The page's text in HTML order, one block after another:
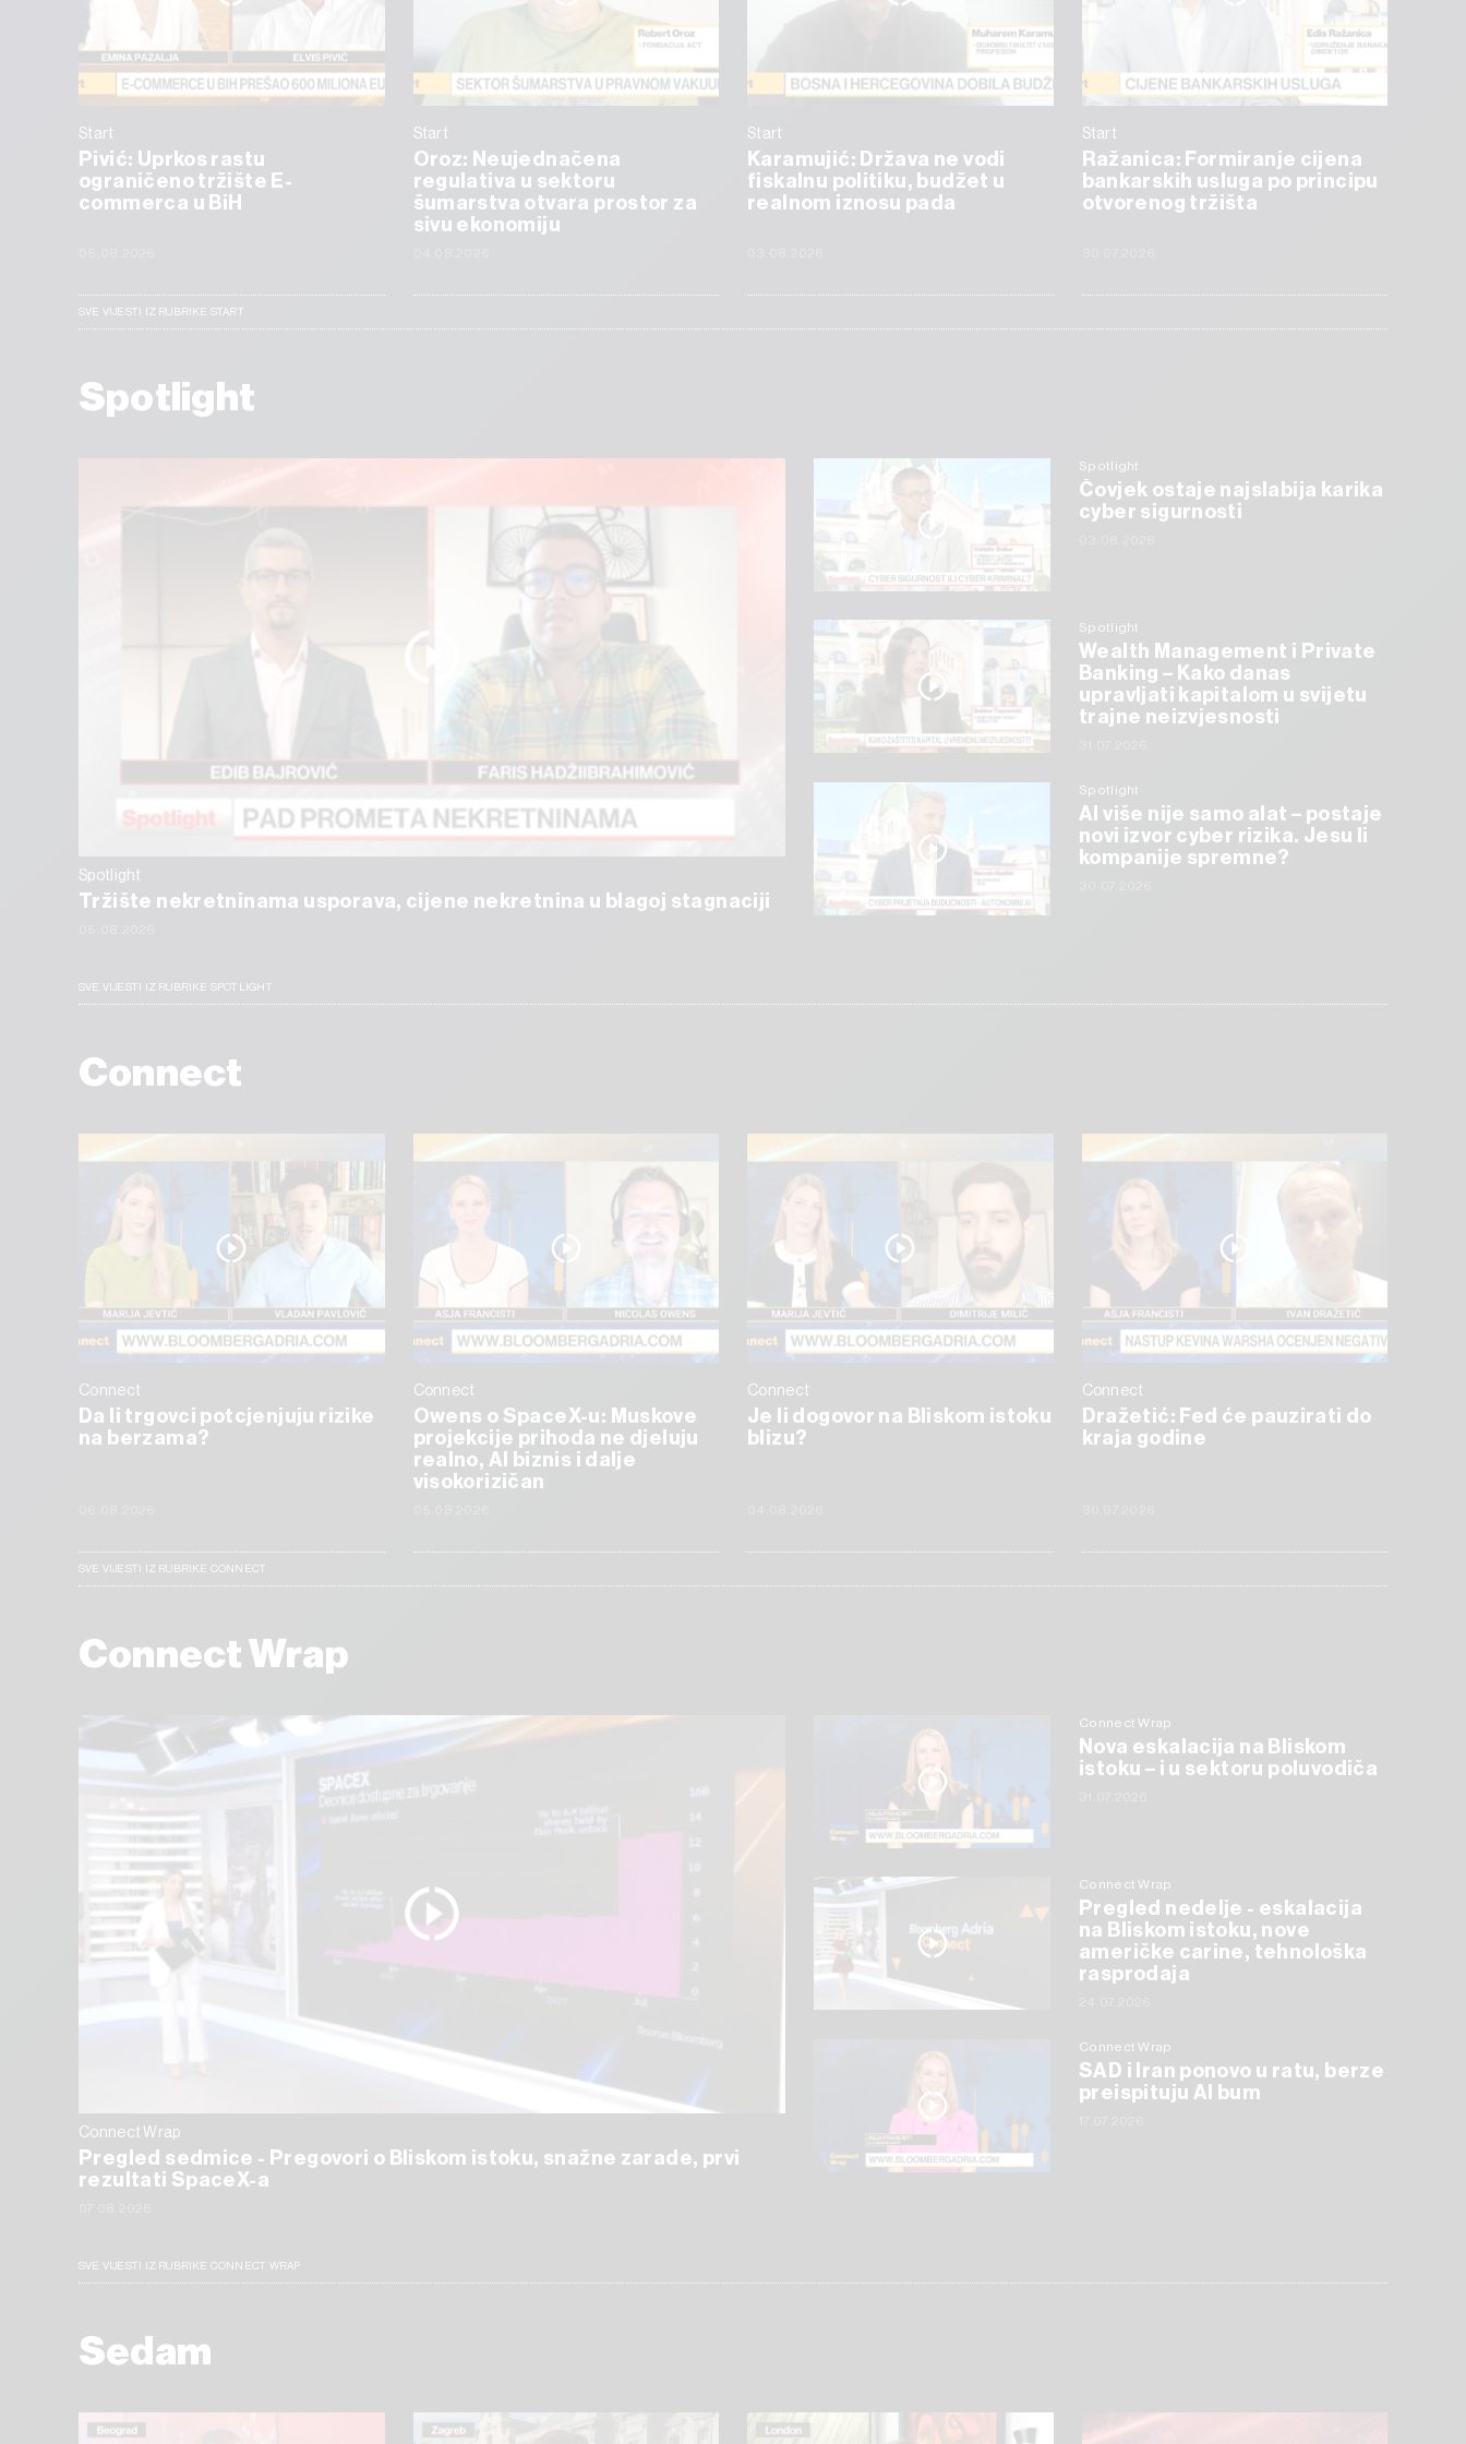
Start
Pivić: Uprkos rastu
ograničeno tržište E-
commerca u BiH
Start
Oroz: Neujednačena
regulativa u sektoru
šumarstva otvara prostor za
sivu ekonomiju
Start
Karamujić: Država ne vodi
fiskalnu politiku, budžet u
realnom iznosu pada
Start
Ražanica: Formiranje cijena
bankarskih usluga po principu
otvorenog tržišta
SVE VIJESTI IZ RUBRIKE START
Spotlight
Spotlight
Tržište nekretninama usporava, cijene nekretnina u blagoj stagnaciji
Spotlight
Čovjek ostaje najslabija karika
cyber sigurnosti
Spotlight
Wealth Management i Private
Banking – Kako danas
upravljati kapitalom u svijetu
trajne neizvjesnosti
Spotlight
AI više nije samo alat – postaje
novi izvor cyber rizika. Jesu li
kompanije spremne?
SVE VIJESTI IZ RUBRIKE SPOTLIGHT
Connect
Connect
Da li trgovci potcjenjuju rizike
na berzama?
Connect
Owens o SpaceX-u: Muskove
projekcije prihoda ne djeluju
realno, AI biznis i dalje
visokorizičan
Connect
Je li dogovor na Bliskom istoku
blizu?
Connect
Dražetić: Fed će pauzirati do
kraja godine
SVE VIJESTI IZ RUBRIKE CONNECT
Connect Wrap
Connect Wrap
Pregled sedmice - Pregovori o Bliskom istoku, snažne zarade, prvi
rezultati SpaceX-a
Connect Wrap
Nova eskalacija na Bliskom
istoku – i u sektoru poluvodiča
Connect Wrap
Pregled nedelje - eskalacija
na Bliskom istoku, nove
američke carine, tehnološka
rasprodaja
Connect Wrap
SAD i Iran ponovo u ratu, berze
preispituju AI bum
SVE VIJESTI IZ RUBRIKE CONNECT WRAP
Sedam